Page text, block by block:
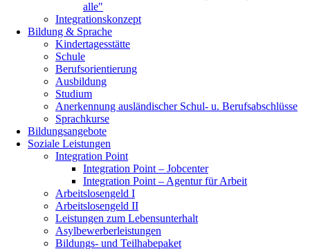
alle"
Integrationskonzept
Bildung & Sprache
Kindertagesstätte
Schule
Berufsorientierung
Ausbildung
Studium
Anerkennung ausländischer Schul- u. Berufsabschlüsse
Sprachkurse
Bildungsangebote
Soziale Leistungen
Integration Point
Integration Point – Jobcenter
Integration Point – Agentur für Arbeit
Arbeitslosengeld I
Arbeitslosengeld II
Leistungen zum Lebensunterhalt
Asylbewerberleistungen
Bildungs- und Teilhabepaket